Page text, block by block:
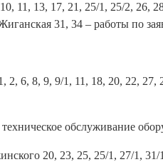
11, 13, 17, 21, 25/1, 25/2, 26,
31, 34 – работы по
2, 6, 8, 9, 9/1, 11, 18, 20, 22,
обслуживание
20, 23, 25, 25/1, 27/1,